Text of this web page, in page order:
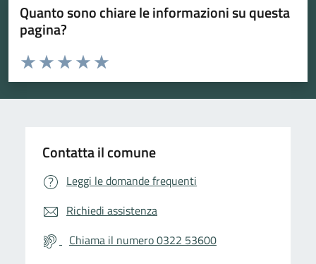
Quanto sono chiare le informazioni su questa
pagina?
Valuta da 1 a 5 stelle la pagina
Valuta 5 stelle su 5
Valuta 4 stelle su 5
Valuta 3 stelle su 5
Valuta 2 stelle su 5
Valuta 1 stelle su 5
Contatta il comune
Leggi le domande frequenti
Richiedi assistenza
Chiama il numero 0322 53600